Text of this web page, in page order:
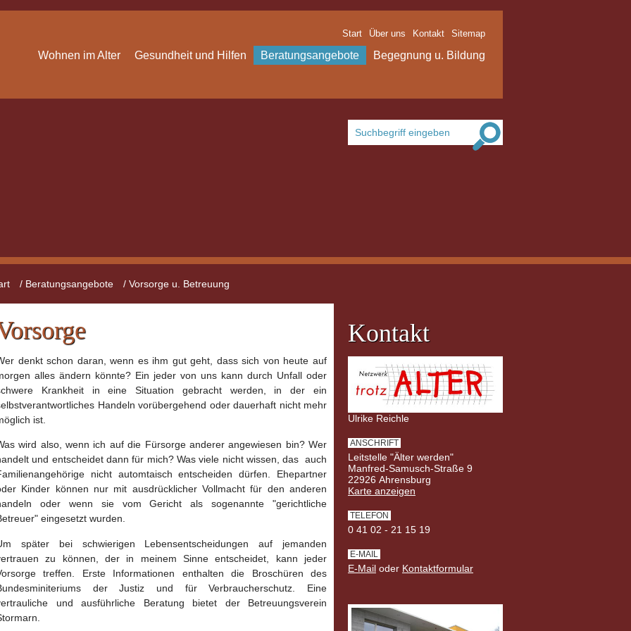
Start Über uns Kontakt Sitemap
Wohnen im Alter Gesundheit und Hilfen Beratungsangebote Begegnung u. Bildung
/ Beratungsangebote / Vorsorge u. Betreuung
denkt schon daran, wenn es ihm gut geht, dass sich von heute auf
alles ändern könnte? Ein jeder von uns kann durch Unfall oder
Krankheit in eine Situation gebracht werden, in der ein
Handeln vorübergehend oder dauerhaft nicht mehr
ist.
wird also, wenn ich auf die Fürsorge anderer angewiesen bin? Wer
und entscheidet dann für mich? Was viele nicht wissen, das auch
nicht automtaisch entscheiden dürfen. Ehepartner
Kinder können nur mit ausdrücklicher Vollmacht für den anderen
oder wenn sie vom Gericht als sogenannte "gerichtliche
eingesetzt wurden.
später bei schwierigen Lebensentscheidungen auf jemanden
zu können, der in meinem Sinne entscheidet, kann jeder
treffen. Erste Informationen enthalten die Broschüren des
der Justiz und für Verbraucherschutz. Eine
und ausführliche Beratung bietet der Betreuungsverein
Kontakt
Ulrike Reichle
ANSCHRIFT
Leitstelle "Älter werden"
Manfred-Samusch-Straße 9
22926 Ahrensburg
Karte anzeigen
TELEFON
0 41 02 - 21 15 19
E-MAIL
E-Mail oder Kontaktformular